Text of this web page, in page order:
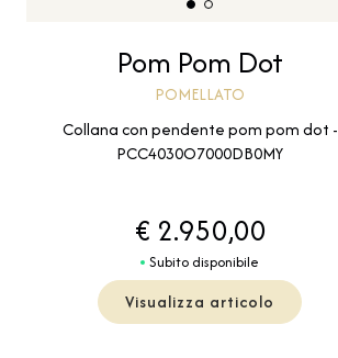
Pom Pom Dot
POMELLATO
Collana con pendente pom pom dot -
PCC4030O7000DB0MY
€ 2.950,00
Subito disponibile
Visualizza articolo